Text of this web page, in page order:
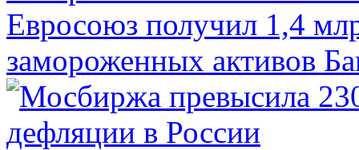
Евросоюз получил 1,4
замороженных активов